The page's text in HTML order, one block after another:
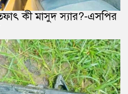
কী মাসুদ স্যার?-এসপির